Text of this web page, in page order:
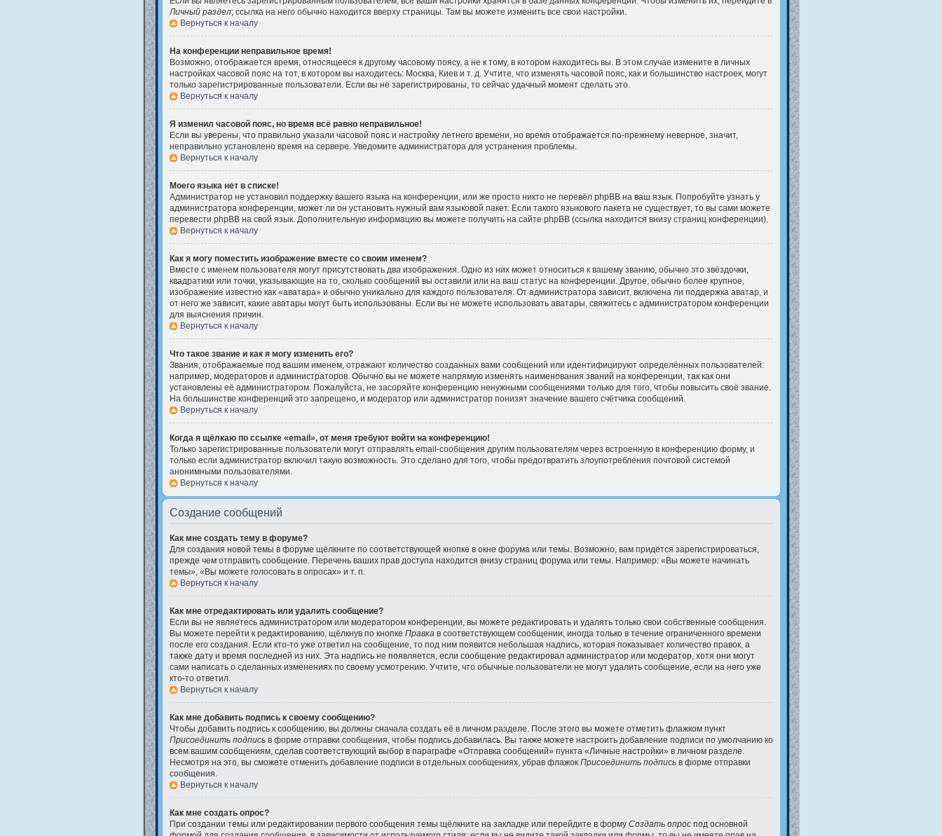
Личный раздел; ссылка на него обычно находится вверху страницы. Там вы можете изменить все свои настройки.
Вернуться к началу
На конференции неправильное время!
Возможно, отображается время, относящееся к другому часовому поясу, а не к тому, в котором находитесь вы. В этом случае измените в личных
настройках часовой пояс на тот, в котором вы находитесь: Москва, Киев и т. д. Учтите, что изменять часовой пояс, как и большинство настроек, могут
только зарегистрированные пользователи. Если вы не зарегистрированы, то сейчас удачный момент сделать это.
Вернуться к началу
Я изменил часовой пояс, но время всё равно неправильное!
Если вы уверены, что правильно указали часовой пояс и настройку летнего времени, но время отображается по-прежнему неверное, значит,
неправильно установлено время на сервере. Уведомите администратора для устранения проблемы.
Вернуться к началу
Моего языка нет в списке!
Администратор не установил поддержку вашего языка на конференции, или же просто никто не перевёл phpBB на ваш язык. Попробуйте узнать у
администратора конференции, может ли он установить нужный вам языковой пакет. Если такого языкового пакета не существует, то вы сами можете
перевести phpBB на свой язык. Дополнительную информацию вы можете получить на сайте phpBB (ссылка находится внизу страниц конференции).
Вернуться к началу
Как я могу поместить изображение вместе со своим именем?
Вместе с именем пользователя могут присутствовать два изображения. Одно из них может относиться к вашему званию, обычно это звёздочки,
квадратики или точки, указывающие на то, сколько сообщений вы оставили или на ваш статус на конференции. Другое, обычно более крупное,
изображение известно как «аватара» и обычно уникально для каждого пользователя. От администратора зависит, включена ли поддержка аватар, и
от него же зависит, какие аватары могут быть использованы. Если вы не можете использовать аватары, свяжитесь с администратором конференции
для выяснения причин.
Вернуться к началу
Что такое звание и как я могу изменить его?
Звания, отображаемые под вашим именем, отражают количество созданных вами сообщений или идентифицируют определённых пользователей:
например, модераторов и администраторов. Обычно вы не можете напрямую изменять наименования званий на конференции, так как они
установлены её администратором. Пожалуйста, не засоряйте конференцию ненужными сообщениями только для того, чтобы повысить своё звание.
На большинстве конференций это запрещено, и модератор или администратор понизят значение вашего счётчика сообщений.
Вернуться к началу
Когда я щёлкаю по ссылке «email», от меня требуют войти на конференцию!
Только зарегистрированные пользователи могут отправлять email-сообщения другим пользователям через встроенную в конференцию форму, и
только если администратор включил такую возможность. Это сделано для того, чтобы предотвратить злоупотребления почтовой системой
анонимными пользователями.
Вернуться к началу
Создание сообщений
Как мне создать тему в форуме?
Для создания новой темы в форуме щёлкните по соответствующей кнопке в окне форума или темы. Возможно, вам придётся зарегистрироваться,
прежде чем отправить сообщение. Перечень ваших прав доступа находится внизу страниц форума или темы. Например: «Вы можете начинать
темы», «Вы можете голосовать в опросах» и т. п.
Вернуться к началу
Как мне отредактировать или удалить сообщение?
Если вы не являетесь администратором или модератором конференции, вы можете редактировать и удалять только свои собственные сообщения.
Вы можете перейти к редактированию, щёлкнув по кнопке Правкав соответствующем сообщении, иногда только в течение ограниченного времени
после его создания. Если кто-то уже ответил на сообщение, то под ним появится небольшая надпись, которая показывает количество правок, а
также дату и время последней из них. Эта надпись не появляется, если сообщение редактировал администратор или модератор, хотя они могут
сами написать о сделанных изменениях по своему усмотрению. Учтите, что обычные пользователи не могут удалить сообщение, если на него уже
кто-то ответил.
Вернуться к началу
Как мне добавить подпись к своему сообщению?
Чтобы добавить подпись к сообщению, вы должны сначала создать её в личном разделе. После этого вы можете отметить флажком пункт
Присоединить подписьв форме отправки сообщения, чтобы подпись добавилась. Вы также можете настроить добавление подписи по умолчанию ко
всем вашим сообщениям, сделав соответствующий выбор в параграфе «Отправка сообщений» пункта «Личные настройки» в личном разделе.
Несмотря на это, вы сможете отменить добавление подписи в отдельных сообщениях, убрав флажок Присоединить подписьв форме отправки
сообщения.
Вернуться к началу
Как мне создать опрос?
При создании темы или редактировании первого сообщения темы щёлкните на закладке или перейдите в форму Создать опроспод основной